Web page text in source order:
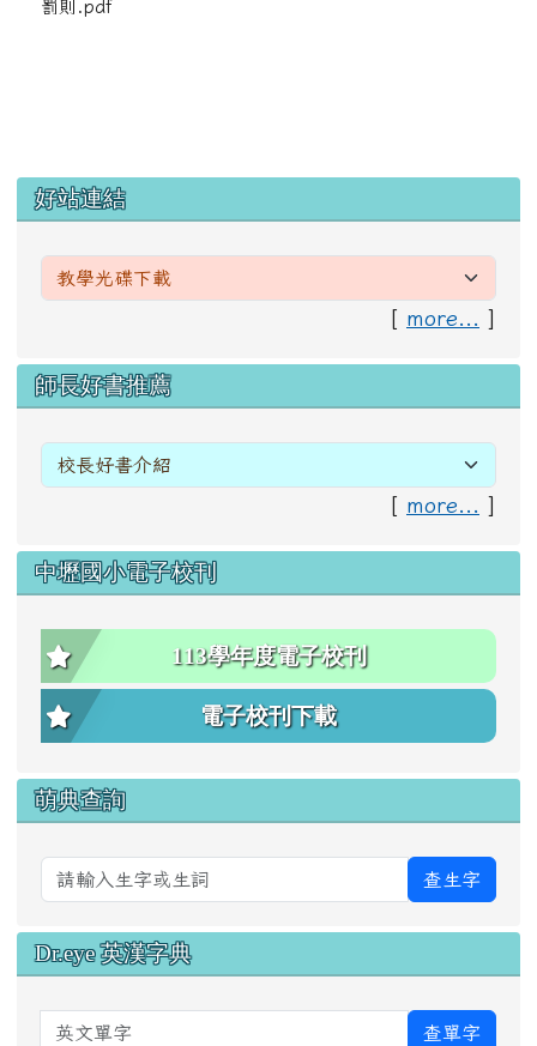
罰則.pdf
左邊區域內容
好站連結
[ more... ]
右邊區域內容
師長好書推薦
[ more... ]
中壢國小電子校刊
113學年度電子校刊
電子校刊下載
萌典查詢
查生字
Dr.eye 英漢字典
英文單字 查單字